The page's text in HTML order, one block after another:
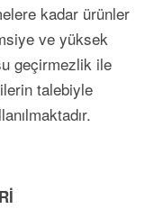
kadar ürün­ler
ve yük­sek
geçirmezlik ile
talebiyle